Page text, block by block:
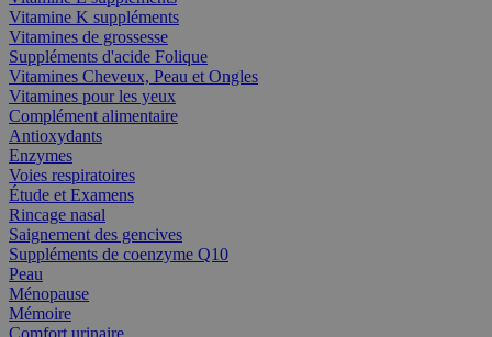
Vitamine K suppléments
Vitamines de grossesse
Suppléments d'acide Folique
Vitamines Cheveux, Peau et Ongles
Vitamines pour les yeux
Complément alimentaire
Antioxydants
Enzymes
Voies respiratoires
Étude et Examens
Rincage nasal
Saignement des gencives
Suppléments de coenzyme Q10
Peau
Ménopause
Mémoire